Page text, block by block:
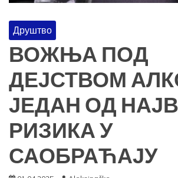
Друштво
ВОЖЊА ПОД
ДЕЈСТВОМ
ЈЕДАН ОД
РИЗИКА У
САОБРАЋАЈУ